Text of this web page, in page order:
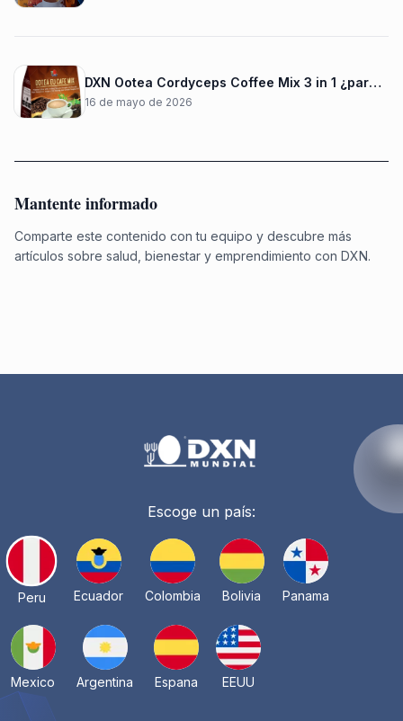
DXN Ootea Cordyceps Coffee Mix 3 in 1 ¿para qué sirve?
16 de mayo de 2026
Mantente informado
Comparte este contenido con tu equipo y descubre más
artículos sobre salud, bienestar y emprendimiento con DXN.
Escoge un país:
Peru Ecuador Colombia Bolivia Panama
Mexico Argentina Espana EEUU